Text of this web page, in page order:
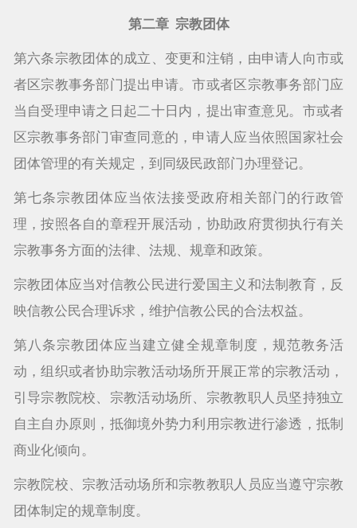
第二章 宗教团体
第六条宗教团体的成立、变更和注销，由申请人向市或
者区宗教事务部门提出申请。市或者区宗教事务部门应
当自受理申请之日起二十日内，提出审查意见。市或者
区宗教事务部门审查同意的，申请人应当依照国家社会
团体管理的有关规定，到同级民政部门办理登记。
第七条宗教团体应当依法接受政府相关部门的行政管
理，按照各自的章程开展活动，协助政府贯彻执行有关
宗教事务方面的法律、法规、规章和政策。
宗教团体应当对信教公民进行爱国主义和法制教育，反
映信教公民合理诉求，维护信教公民的合法权益。
第八条宗教团体应当建立健全规章制度，规范教务活
动，组织或者协助宗教活动场所开展正常的宗教活动，
引导宗教院校、宗教活动场所、宗教教职人员坚持独立
自主自办原则，抵御境外势力利用宗教进行渗透，抵制
商业化倾向。
宗教院校、宗教活动场所和宗教教职人员应当遵守宗教
团体制定的规章制度。